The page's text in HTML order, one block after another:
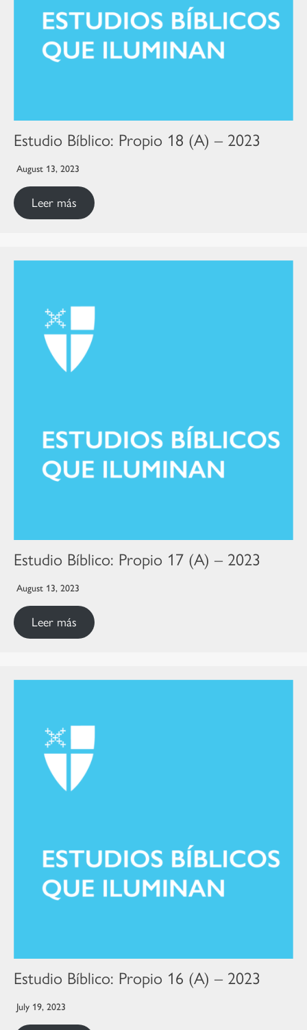
Estudio Bíblico: Propio 18 (A) – 2023
August 13, 2023
Leer más
Estudio Bíblico: Propio 17 (A) – 2023
August 13, 2023
Leer más
Estudio Bíblico: Propio 16 (A) – 2023
July 19, 2023